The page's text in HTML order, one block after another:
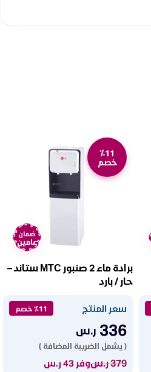
٪11
خصم
ضمان
عامين
برادة ماء 2 صنبور MTC ستاند –
حار / بارد
سعر المنتج ٪11 خصم
336 ر.س
( يشمل الضريبة المضافة )
379ر.سوفر 43 ر.س